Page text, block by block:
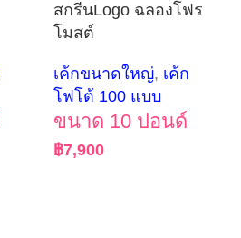
สกรีนLogo ฉลองโฟร
โมสต์
เค้กขนาดใหญ่, เค้ก
โฟโต้ 100 แบบ
ขนาด 10 ปอนด์
฿7,900